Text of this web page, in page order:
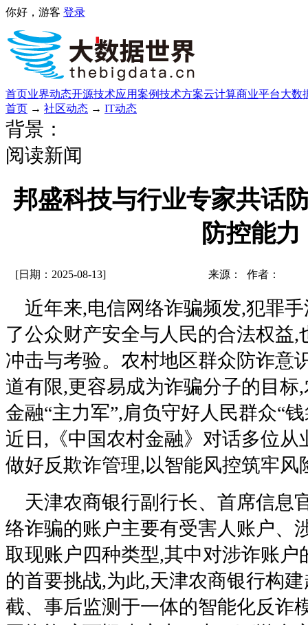
你好，游客 登录
首页业界动态开源技术应用案例技术方案云计算商业平台大数
首页 → 社区动态 → IT动态
背景：
阅读新闻
邦盛科技与行业专家共话
防控能力
[日期：2025-08-13] 来源： 作者：
近年来,电信网络诈骗频发,犯罪
了公众财产安全与人民的合法权益
冲击与考验。农村地区群众防诈意
道有限,更容易成为诈骗分子的目标
金融“主力军”,肩负守好人民群众“
近日,《中国农村金融》对话多位从
做好反欺诈管理,以智能风控筑牢风
天津农商银行副行长、首席信息
络诈骗的账户主要有受害人账户、
取现账户四种类型,其中对涉诈账户
的首要挑战,为此,天津农商银行构
截、事后监测于一体的智能化反诈